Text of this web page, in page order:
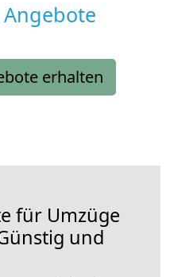
erhalten
für Umzüge
und